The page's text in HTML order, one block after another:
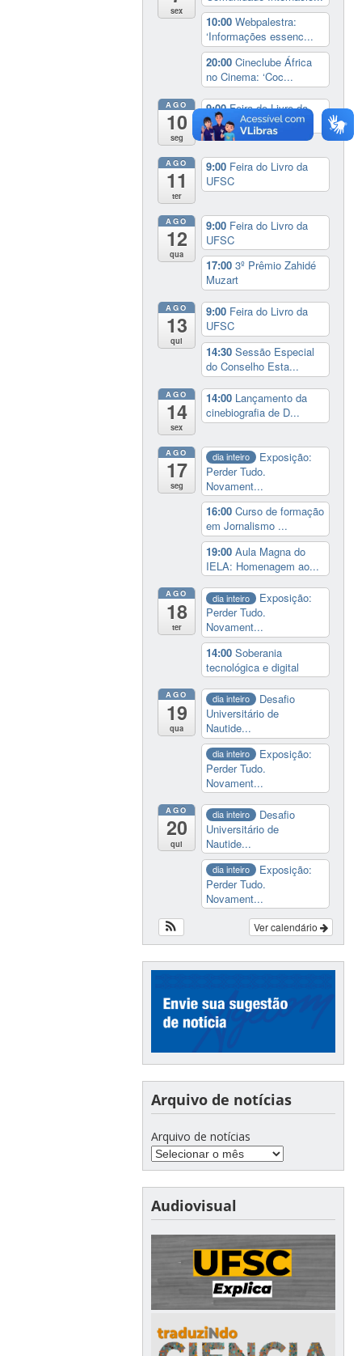
sex
10:00Webpalestra:
‘Informações essenc...
20:00Cineclube África
no Cinema: ‘Coc...
AGO
10
seg
9:00Feira do Livro da
UFSC
AGO
11
ter
9:00 Feira do Livro da
UFSC
AGO
12
qua
9:00 Feira do Livro da
UFSC
17:003º Prêmio Zahidé
Muzart
AGO
13
qui
9:00 Feira do Livro da
UFSC
14:30Sessão Especial
do Conselho Esta...
AGO
14
sex
14:00 Lançamento da
cinebiografia de D...
AGO
17
seg
dia inteiro
Exposição:
Perder Tudo.
Novament...
16:00Curso de formação
em Jornalismo ...
19:00Aula Magna do
IELA: Homenagem ao...
AGO
18
ter
dia inteiro
Exposição:
Perder Tudo.
Novament...
14:00Soberania
tecnológica e digital
AGO
19
qua
dia inteiro
Desafio
Universitário de
Nautide...
dia inteiro
Exposição:
Perder Tudo.
Novament...
AGO
20
qui
dia inteiro
Desafio
Universitário de
Nautide...
dia inteiro
Exposição:
Perder Tudo.
Novament...
Ver calendário
Arquivo de notícias
Arquivo de notícias
Audiovisual